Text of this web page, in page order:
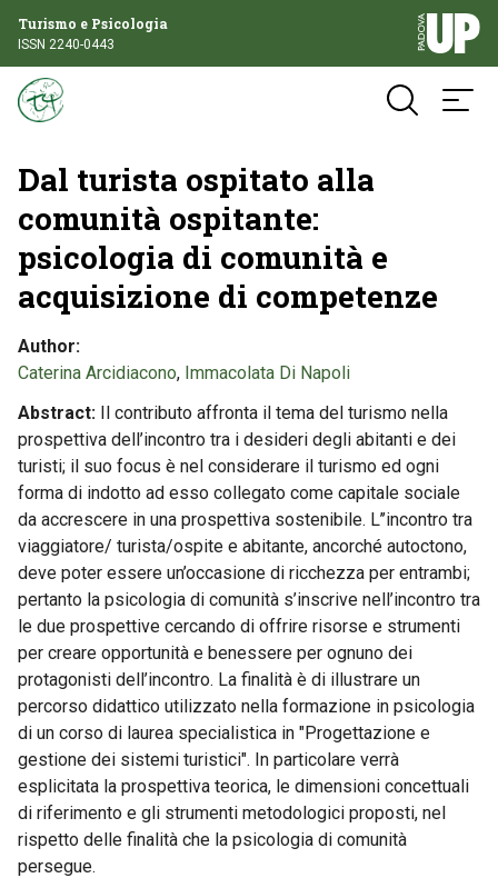
Turismo e Psicologia
ISSN 2240-0443
Dal turista ospitato alla
comunità ospitante:
psicologia di comunità e
acquisizione di competenze
Author
Caterina Arcidiacono, Immacolata Di Napoli
Abstract Il contributo affronta il tema del turismo nella
prospettiva dell’incontro tra i desideri degli abitanti e dei
turisti; il suo focus è nel considerare il turismo ed ogni
forma di indotto ad esso collegato come capitale sociale
da accrescere in una prospettiva sostenibile. L’’incontro tra
viaggiatore/ turista/ospite e abitante, ancorché autoctono,
deve poter essere un’occasione di ricchezza per entrambi;
pertanto la psicologia di comunità s’inscrive nell’incontro tra
le due prospettive cercando di offrire risorse e strumenti
per creare opportunità e benessere per ognuno dei
protagonisti dell’incontro. La finalità è di illustrare un
percorso didattico utilizzato nella formazione in psicologia
di un corso di laurea specialistica in "Progettazione e
gestione dei sistemi turistici". In particolare verrà
esplicitata la prospettiva teorica, le dimensioni concettuali
di riferimento e gli strumenti metodologici proposti, nel
rispetto delle finalità che la psicologia di comunità
persegue.